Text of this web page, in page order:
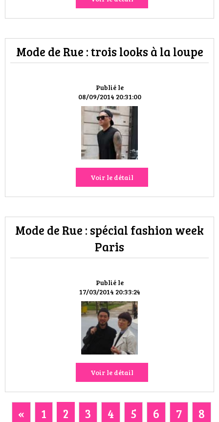
Publié le
08/09/2014 20:31:00
Mode de Rue : trois looks à la loupe
Voir le détail
Publié le
17/03/2014 20:33:24
Mode de Rue : spécial fashion week
Paris
Voir le détail
« 1 2 3 4 5 6 7
8